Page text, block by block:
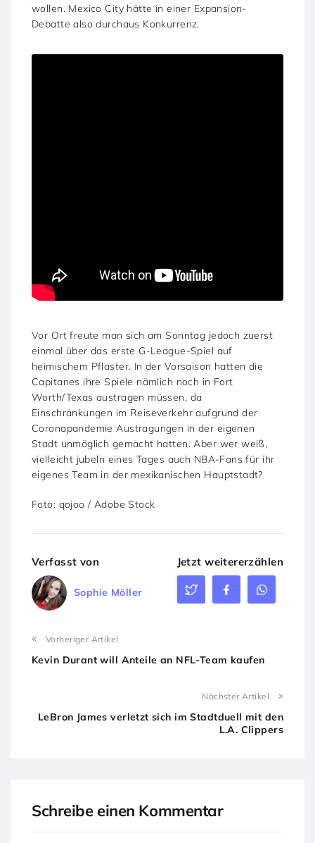
wollen. Mexico City hätte in einer Expansion-
Debatte also durchaus Konkurrenz.
Vor Ort freute man sich am Sonntag jedoch zuerst
einmal über das erste G-League-Spiel auf
heimischem Pflaster. In der Vorsaison hatten die
Capitanes ihre Spiele nämlich noch in Fort
Worth/Texas austragen müssen, da
Einschränkungen im Reiseverkehr aufgrund der
Coronapandemie Austragungen in der eigenen
Stadt unmöglich gemacht hatten. Aber wer weiß,
vielleicht jubeln eines Tages auch NBA-Fans für ihr
eigenes Team in der mexikanischen Hauptstadt?
Foto: qojoo / Adobe Stock
Verfasst von
Sophie Möller
Jetzt weitererzählen
Vorheriger Artikel
Kevin Durant will Anteile an NFL-Team kaufen
Nächster Artikel
LeBron James verletzt sich im Stadtduell mit den
L.A. Clippers
Schreibe einen Kommentar